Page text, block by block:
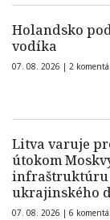
Holandsko
vodíka
07. 08. 2026 | 2
Litva varuje
útokom
infraštruktúru
ukrajinského
07. 08. 2026 | 6